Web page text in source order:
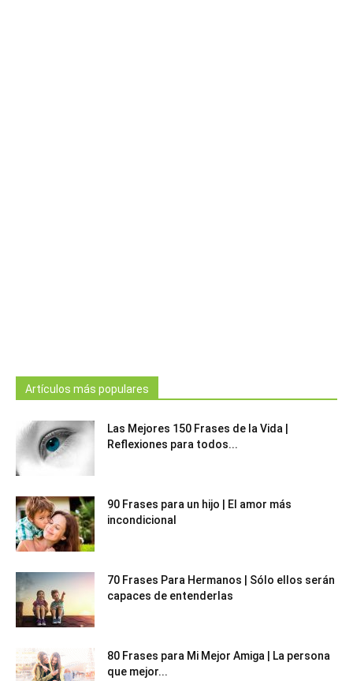
Artículos más populares
Las Mejores 150 Frases de la Vida |
Reflexiones para todos...
90 Frases para un hijo | El amor más
incondicional
70 Frases Para Hermanos | Sólo ellos serán
capaces de entenderlas
80 Frases para Mi Mejor Amiga | La persona
que mejor...